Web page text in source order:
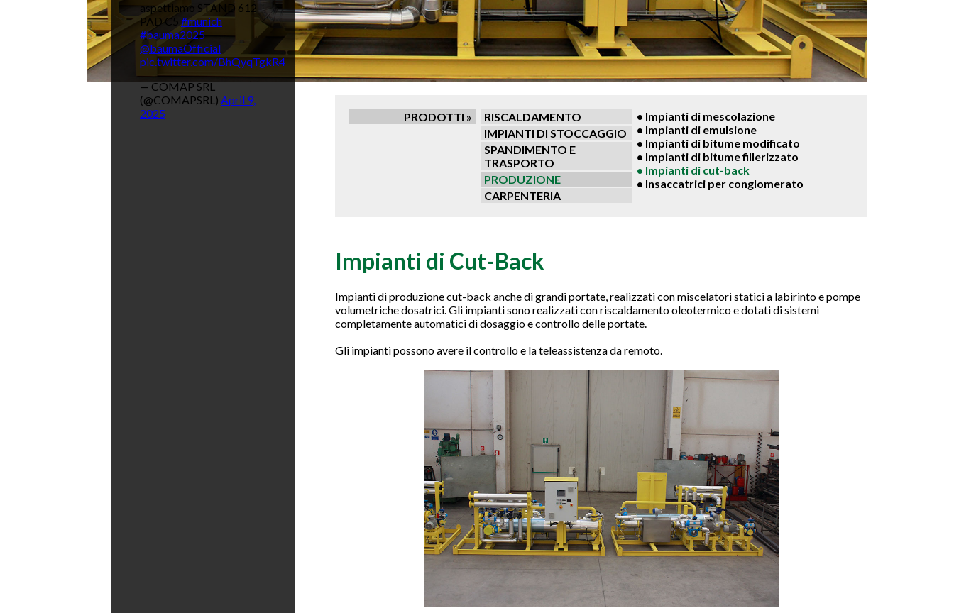
aspettiamo STAND 612
PAD C5 #munich
#bauma2025
@baumaOfficial
pic.twitter.com/BhQyqTgkR4
— COMAP SRL
(@COMAPSRL) April 9,
2025
PRODOTTI »
RISCALDAMENTO
IMPIANTI DI STOCCAGGIO
SPANDIMENTO E
TRASPORTO
PRODUZIONE
CARPENTERIA
• Impianti di mescolazione
• Impianti di emulsione
• Impianti di bitume modificato
• Impianti di bitume fillerizzato
• Impianti di cut-back
• Insaccatrici per conglomerato
Impianti di Cut-Back
Impianti di produzione cut-back anche di grandi portate, realizzati con miscelatori statici a labirinto e pompe
volumetriche dosatrici. Gli impianti sono realizzati con riscaldamento oleotermico e dotati di sistemi
completamente automatici di dosaggio e controllo delle portate.
Gli impianti possono avere il controllo e la teleassistenza da remoto.